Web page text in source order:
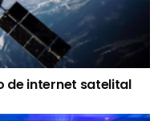
de internet satelital